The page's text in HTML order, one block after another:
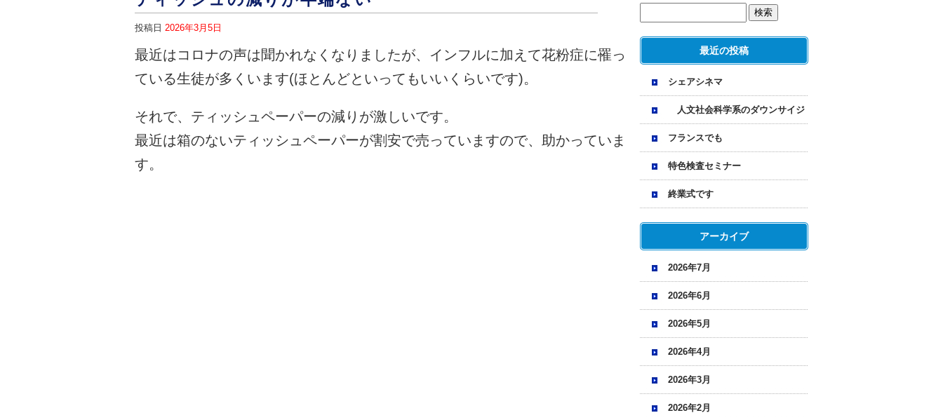
投稿日 2026年3月5日
最近はコロナの声は聞かれなくなりましたが、インフルに加えて花粉症に罹っ
ている生徒が多くいます(ほとんどといってもいいくらいです)。
それで、ティッシュペーパーの減りが激しいです。
最近は箱のないティッシュペーパーが割安で売っていますので、助かっていま
す。
最近の投稿
シェアシネマ
人文社会科学系のダウンサイジ
ング
フランスでも
特色検査セミナー
終業式です
アーカイブ
2026年7月
2026年6月
2026年5月
2026年4月
2026年3月
2026年2月